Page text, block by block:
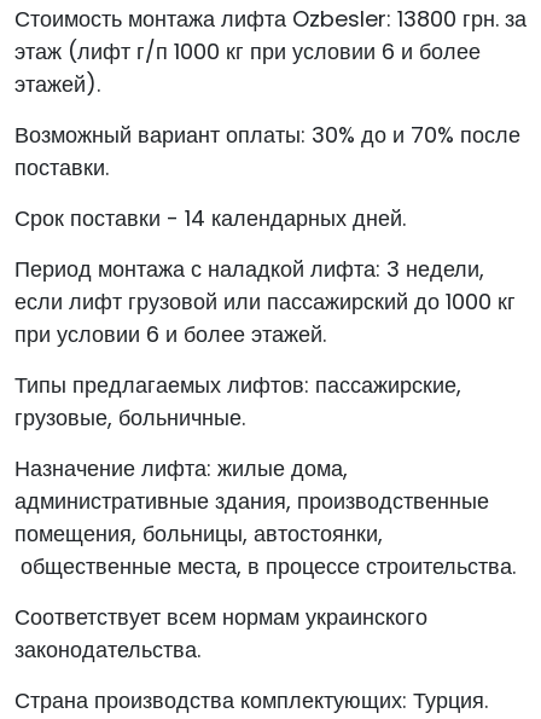
Стоимость монтажа лифта Ozbesler: 13800 грн. за
этаж (лифт г/п 1000 кг при условии 6 и более
этажей).
Возможный вариант оплаты: 30% до и 70% после
поставки.
Срок поставки - 14 календарных дней.
Период монтажа с наладкой лифта: 3 недели,
если лифт грузовой или пассажирский до 1000 кг
при условии 6 и более этажей.
Типы предлагаемых лифтов: пассажирские,
грузовые, больничные.
Назначение лифта: жилые дома,
административные здания, производственные
помещения, больницы, автостоянки,
общественные места, в процессе строительства.
Соответствует всем нормам украинского
законодательства.
Страна производства комплектующих: Турция.